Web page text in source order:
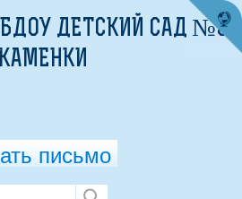
ДЕТСКИЙ САД №3
письмо